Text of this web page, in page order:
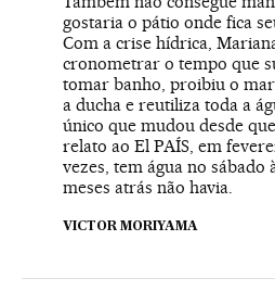
gostaria o pátio onde fica
Com a crise hídrica,
cronometrar o tempo que
tomar banho, proibiu o
a ducha e reutiliza toda a
único que mudou desde
relato ao El PAÍS, em
vezes, tem água no
meses atrás não havia.
VICTOR MORIYAMA